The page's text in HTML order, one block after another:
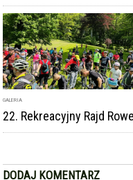
GALERIA
22. Rekreacyjny Rajd
DODAJ KOMENTARZ